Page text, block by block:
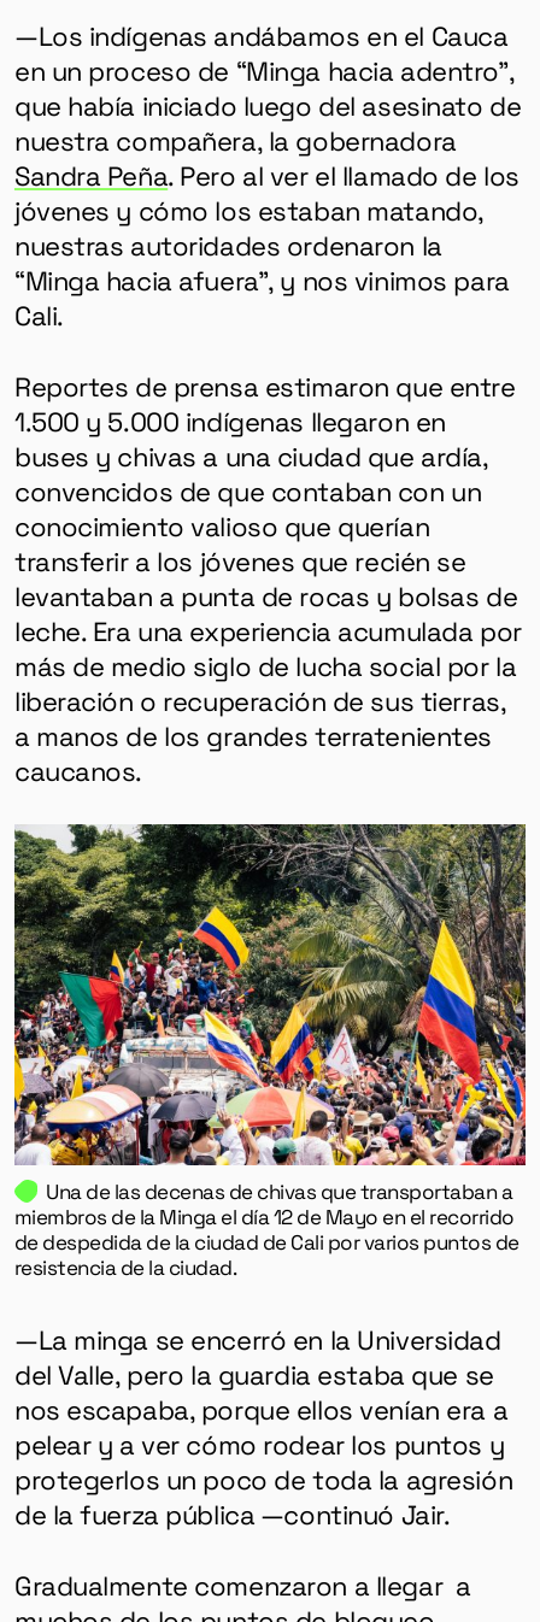
GÉNERO
DERECHOS HUMANOS
SALUD MENTAL
EMERGENCIA CLIMÁTICA
—Los indígenas andábamos en el Cauca
en un proceso de “Minga hacia adentro”,
que había iniciado luego del asesinato de
nuestra compañera, la gobernadora
Sandra Peña. Pero al ver el llamado de los
jóvenes y cómo los estaban matando,
nuestras autoridades ordenaron la
“Minga hacia afuera”, y nos vinimos para
Cali.
Reportes de prensa estimaron que entre
1.500 y 5.000 indígenas llegaron en
buses y chivas a una ciudad que ardía,
convencidos de que contaban con un
conocimiento valioso que querían
transferir a los jóvenes que recién se
levantaban a punta de rocas y bolsas de
leche. Era una experiencia acumulada por
más de medio siglo de lucha social por la
liberación o recuperación de sus tierras,
a manos de los grandes terratenientes
caucanos.
Una de las decenas de chivas que transportaban a
miembros de la Minga el día 12 de Mayo en el recorrido
de despedida de la ciudad de Cali por varios puntos de
resistencia de la ciudad.
—La minga se encerró en la Universidad
del Valle, pero la guardia estaba que se
nos escapaba, porque ellos venían era a
pelear y a ver cómo rodear los puntos y
protegerlos un poco de toda la agresión
de la fuerza pública —continuó Jair.
Gradualmente comenzaron a llegar a